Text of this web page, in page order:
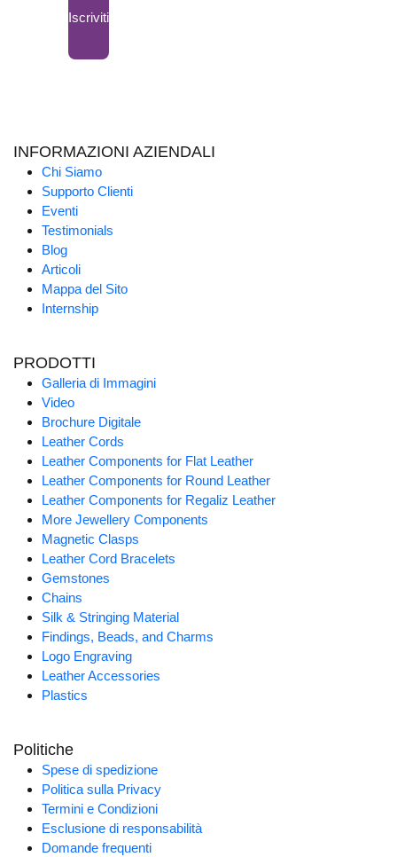
Iscriviti
INFORMAZIONI AZIENDALI
Chi Siamo
Supporto Clienti
Eventi
Testimonials
Blog
Articoli
Mappa del Sito
Internship
PRODOTTI
Galleria di Immagini
Video
Brochure Digitale
Leather Cords
Leather Components for Flat Leather
Leather Components for Round Leather
Leather Components for Regaliz Leather
More Jewellery Components
Magnetic Clasps
Leather Cord Bracelets
Gemstones
Chains
Silk & Stringing Material
Findings, Beads, and Charms
Logo Engraving
Leather Accessories
Plastics
Politiche
Spese di spedizione
Politica sulla Privacy
Termini e Condizioni
Esclusione di responsabilità
Domande frequenti